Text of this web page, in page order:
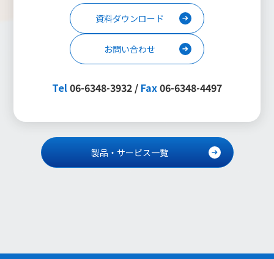
資料ダウンロード
お問い合わせ
Tel06-6348-3932 / Fax06-6348-4497
製品・サービス一覧